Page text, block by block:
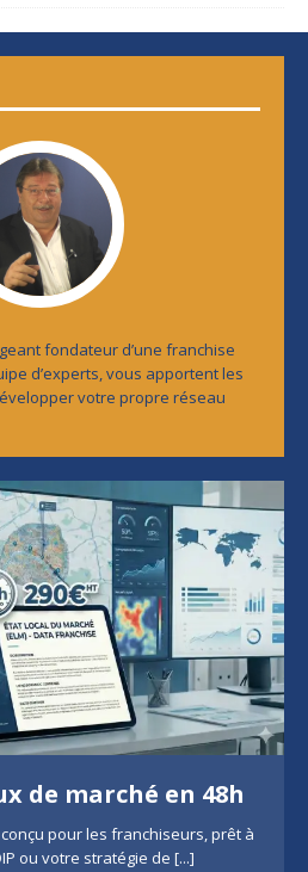
fondateur d’une franchise
d’experts, vous apportent les
votre propre réseau
de marché en 48h
pour les franchiseurs, prêt à
ou votre stratégie de [...]